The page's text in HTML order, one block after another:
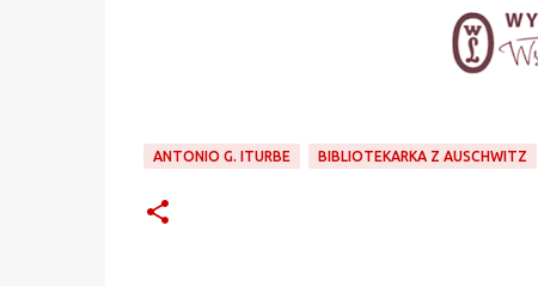
ANTONIO G. ITURBE BIBLIOTEKARKA Z AUSCHWITZ